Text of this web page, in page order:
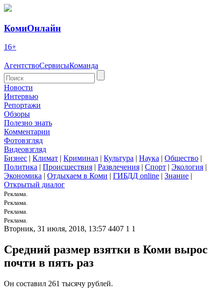
КомиОнлайн
16+
АгентствоСервисыКоманда
Новости
Интервью
Репортажи
Обзоры
Полезно знать
Комментарии
Фотовзгляд
Видеовзгляд
Бизнес | Климат | Криминал | Культура | Наука | Общество |
Политика | Происшествия | Развлечения | Спорт | Экология |
Экономика | Отдыхаем в Коми | ГИБДД online | Знание |
Открытый диалог
Реклама.
Реклама.
Реклама.
Реклама.
Вторник, 31 июля, 2018, 13:57 4407 1 1
Средний размер взятки в Коми вырос
почти в пять раз
Он составил 261 тысячу рублей.